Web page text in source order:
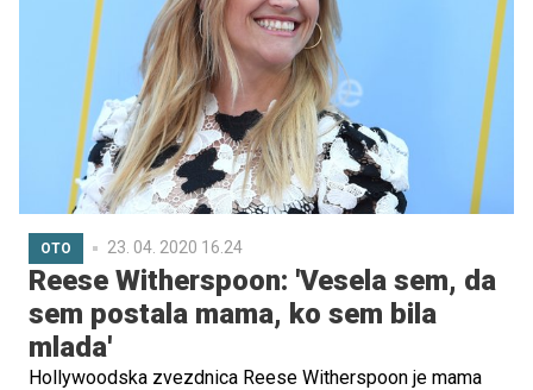
abecede. A Musk ni edini, ki je svojemu otroku nadel
nenavadno ime.
OTO 23. 04. 2020 16.24
Reese Witherspoon: 'Vesela sem, da
sem postala mama, ko sem bila
mlada'
Hollywoodska zvezdnica Reese Witherspoon je mama